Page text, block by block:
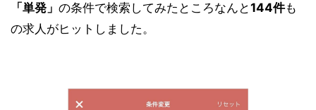
「単発」 の条件で検索してみたところなんと144件も
の求人がヒットしました。